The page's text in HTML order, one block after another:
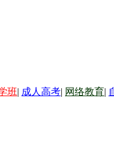
班| 成人高考| 网络教育|